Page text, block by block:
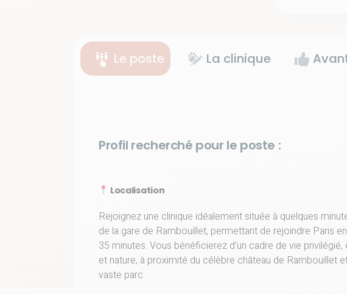
Le poste La clinique
Profil recherché pour le poste :
Localisation
Rejoignez une clinique idéalement située à quelques
de la gare de Rambouillet, permettant de rejoindre Paris
35 minutes. Vous bénéficierez d’un cadre de vie privilégié,
et nature, à proximité du célèbre château de Rambouillet
vaste parc.